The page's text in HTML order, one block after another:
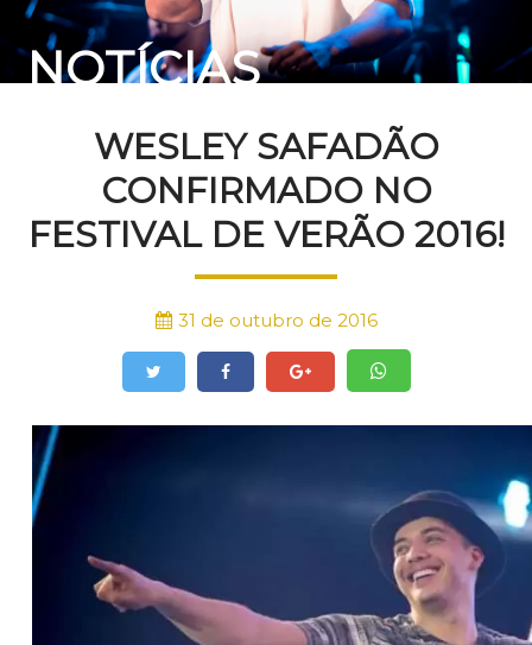
NOTÍCIAS
WESLEY SAFADÃO
CONFIRMADO NO
FESTIVAL DE VERÃO 2016!
31 de outubro de 2016